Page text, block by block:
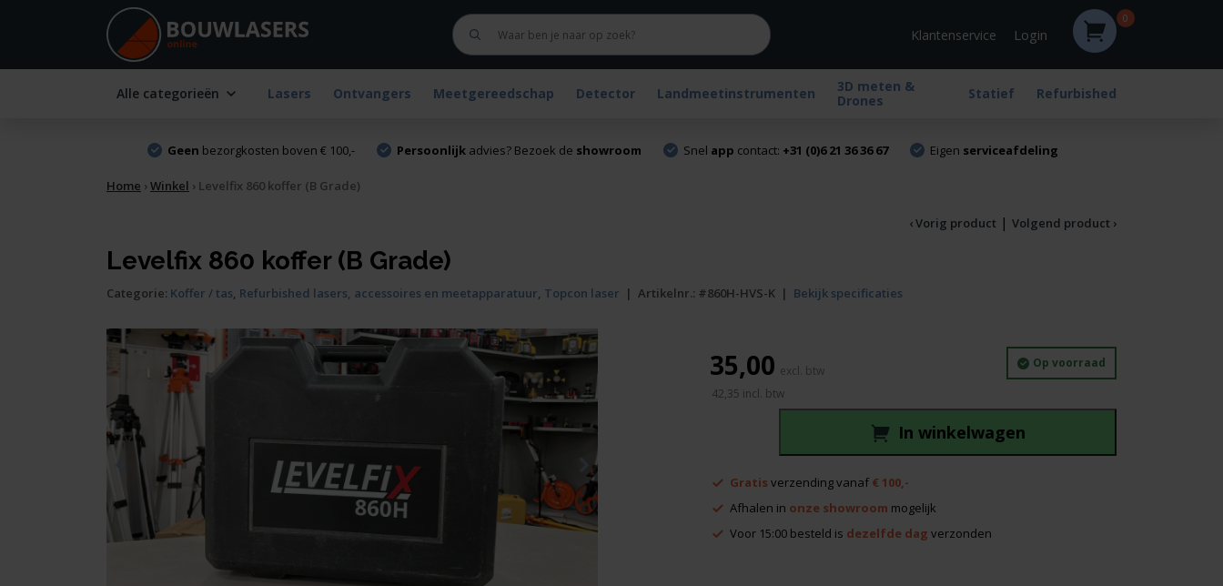
Klantenservice Login
0
Alle categorieën Lasers Ontvangers Meetgereedschap Detector Landmeetinstrumenten
3D meten &
Drones
Statief Refurbished
Geen bezorgkosten boven € 100,- Persoonlijkadvies? Bezoek de showroom Snel app contact: +31 (0)6 21 36 36 67 Eigen serviceafdeling
Home ›Winkel › Levelfix 860 koffer (B Grade)
‹ Vorig product | Volgend product ›
Levelfix 860 koffer (B Grade)
Categorie: Koffer / tas, Refurbished lasers, accessoires en meetapparatuur, Topcon laser | Artikelnr.: #860H-HVS-K | Bekijk specificaties
Op voorraad
860
(B
Grade)
42,35 incl. btw
In winkelwagen
35,00
Gratis verzending vanaf € 100,-
Afhalen in onze showroom mogelijk
Voor 15:00 besteld is dezelfde dag verzonden